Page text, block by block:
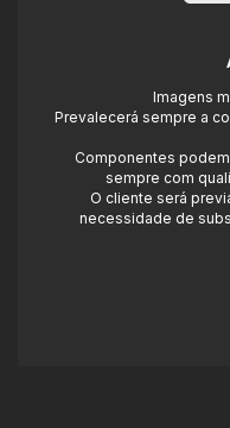
Imagens
Prevalecerá sempre a
Componentes
sempre com
O cliente será
necessidade de